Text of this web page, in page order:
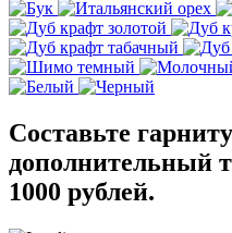
Составьте
дополнительный
1000 рублей.